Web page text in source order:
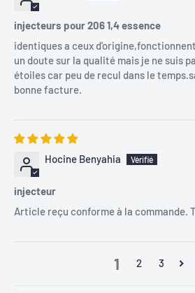
injecteurs pour 206 1,4 essence
identiques a ceux
un doute sur la qualité mais je ne suis
étoiles car peu de recul dans le
bonne facture.
Hocine Benyahia
injecteur
Article reçu conforme à la commande.
1 2 3